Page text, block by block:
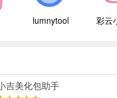
lumnytool
吉美化包助手